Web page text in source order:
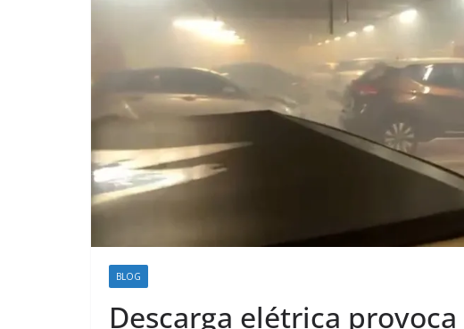
BLOG
Descarga elétrica